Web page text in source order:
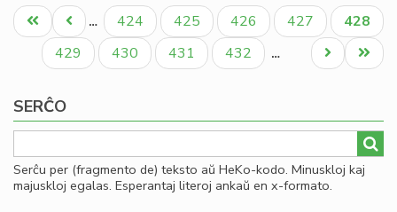
pri
en
Pagination
Unua
paĝo
Antaŭa
paĝo
… Paĝo
424 Paĝo
425 Paĝo
426 Paĝo
427
Aktuala
paĝo
428
Paĝo
429 Paĝo
430 Paĝo
431 Paĝo
432 …
Last
page
Next
page
SERĈO
Serĉu per (fragmento de) teksto aŭ HeKo-kodo. Minuskloj kaj
majuskloj egalas. Esperantaj literoj ankaŭ en x-formato.